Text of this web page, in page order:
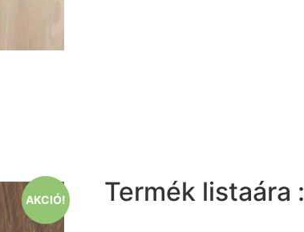
AKCIÓ! Termék listaára :